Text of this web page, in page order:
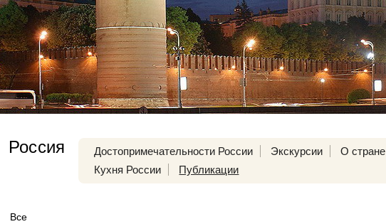
Россия Достопримечательности России Экскурсии О стране
Кухня России
Публикации
Все